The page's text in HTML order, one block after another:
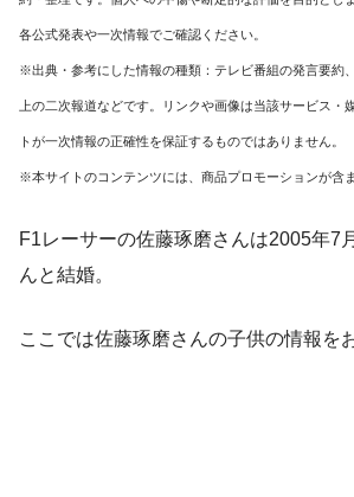
各公式発表や一次情報でご確認ください。
※出典・参考にした情報の種類：テレビ番組の発言要約
上の二次報道などです。リンクや画像は当該サービス・
トが一次情報の正確性を保証するものではありません。
※本サイトのコンテンツには、商品プロモーションが含
F1レーサーの佐藤琢磨さんは2005年7
んと結婚。
ここでは佐藤琢磨さんの子供の情報を